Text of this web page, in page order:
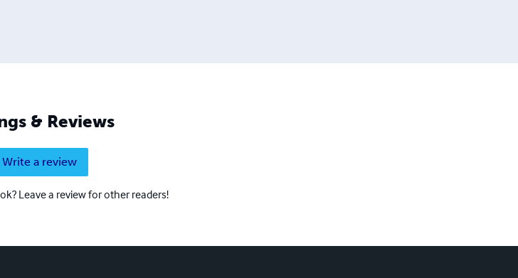
& Reviews
Write a review
Leave a review for other readers!